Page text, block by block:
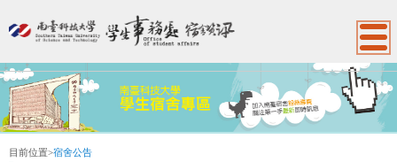
:::
目前位置>宿舍公告